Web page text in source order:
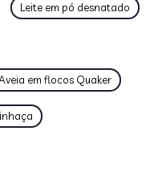
Leite em pó desnatado
em flocos Quaker